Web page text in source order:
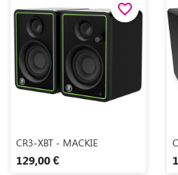
Aperçu rapide
CR3-XBT - MACKIE
129,00 €
favorite_border